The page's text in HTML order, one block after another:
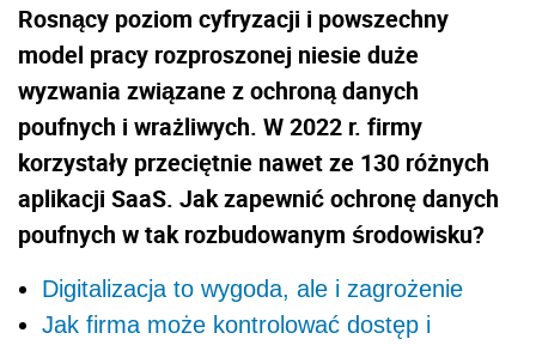
Rosnący poziom cyfryzacji i powszechny
model pracy rozproszonej niesie duże
wyzwania związane z ochroną danych
poufnych i wrażliwych. W 2022 r. firmy
korzystały przeciętnie nawet ze 130 różnych
aplikacji SaaS. Jak zapewnić ochronę danych
poufnych w tak rozbudowanym środowisku?
Digitalizacja to wygoda, ale i zagrożenie
Jak firma może kontrolować dostęp i